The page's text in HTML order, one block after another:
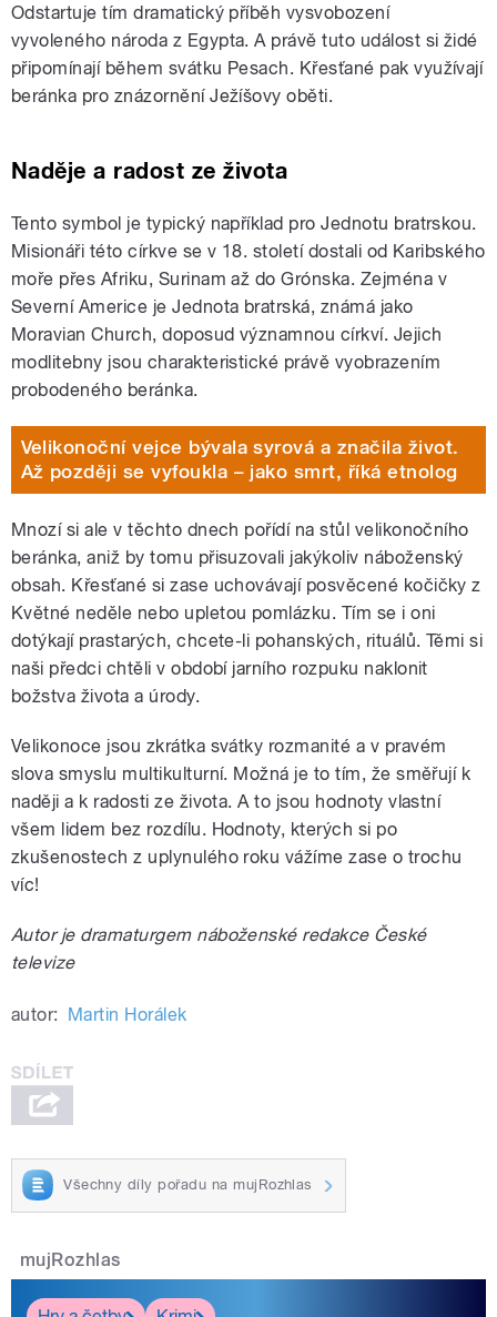
Odstartuje tím dramatický příběh vysvobození
vyvoleného národa z Egypta. A právě tuto událost si židé
připomínají během svátku Pesach. Křesťané pak využívají
beránka pro znázornění Ježíšovy oběti.
Naděje a radost ze života
Tento symbol je typický například pro Jednotu bratrskou.
Misionáři této církve se v 18. století dostali od Karibského
moře přes Afriku, Surinam až do Grónska. Zejména v
Severní Americe je Jednota bratrská, známá jako
Moravian Church, doposud významnou církví. Jejich
modlitebny jsou charakteristické právě vyobrazením
probodeného beránka.
Velikonoční vejce bývala syrová a značila život.
Až později se vyfoukla – jako smrt, říká etnolog
Mnozí si ale v těchto dnech pořídí na stůl velikonočního
beránka, aniž by tomu přisuzovali jakýkoliv náboženský
obsah. Křesťané si zase uchovávají posvěcené kočičky z
Květné neděle nebo upletou pomlázku. Tím se i oni
dotýkají prastarých, chcete-li pohanských, rituálů. Těmi si
naši předci chtěli v období jarního rozpuku naklonit
božstva života a úrody.
Velikonoce jsou zkrátka svátky rozmanité a v pravém
slova smyslu multikulturní. Možná je to tím, že směřují k
naději a k radosti ze života. A to jsou hodnoty vlastní
všem lidem bez rozdílu. Hodnoty, kterých si po
zkušenostech z uplynulého roku vážíme zase o trochu
víc!
Autor je dramaturgem náboženské redakce České
televize
autor: Martin Horálek
Všechny díly pořadu na mujRozhlas
mujRozhlas